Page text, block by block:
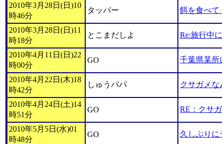
2010年3月28日(日)10
時46分
タッパー 餌を食べて
2010年3月28日(日)11
時18分
とこまだしよ Re:旅行中
2010年4月11日(日)22
時00分
GO 千葉県某所
2010年4月22日(木)18
時42分
しゅうパパ クサガメ
2010年4月24日(土)14
時51分
GO RE：クサ
2010年5月5日(水)01
時48分
GO 久しぶり